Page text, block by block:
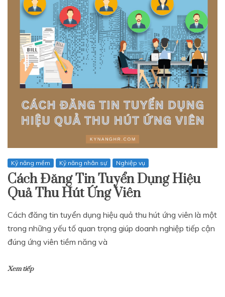
Kỹ năng mềm Kỹ năng nhân sự Nghiệp vụ
Cách Đăng Tin Tuyển Dụng Hiệu
Quả Thu Hút Ứng Viên
Cách đăng tin tuyển dụng hiệu quả thu hút ứng viên là một
trong những yếu tố quan trọng giúp doanh nghiệp tiếp cận
đúng ứng viên tiềm năng và
Xem tiếp